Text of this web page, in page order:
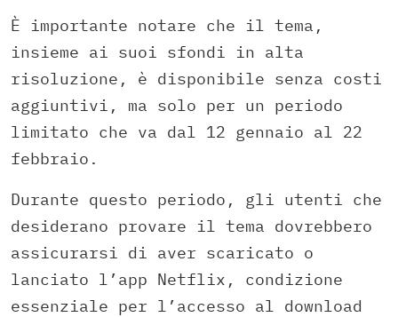
È importante notare che il tema,
insieme ai suoi sfondi in alta
risoluzione, è disponibile senza costi
aggiuntivi, ma solo per un periodo
limitato che va dal 12 gennaio al 22
febbraio.
Durante questo periodo, gli utenti che
desiderano provare il tema dovrebbero
assicurarsi di aver scaricato o
lanciato l’app Netflix, condizione
essenziale per l’accesso al download